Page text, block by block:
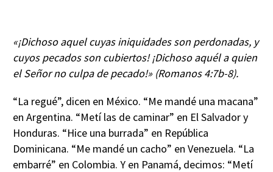
«¡Dichoso aquel cuyas iniquidades son perdonadas, y
cuyos pecados son cubiertos! ¡Dichoso aquél a quien
el Señor no culpa de pecado!» (Romanos 4:7b-8).
“La regué”, dicen en México. “Me mandé una macana”
en Argentina. “Metí las de caminar” en El Salvador y
Honduras. “Hice una burrada” en República
Dominicana. “Me mandé un cacho” en Venezuela. “La
embarré” en Colombia. Y en Panamá, decimos: “Metí